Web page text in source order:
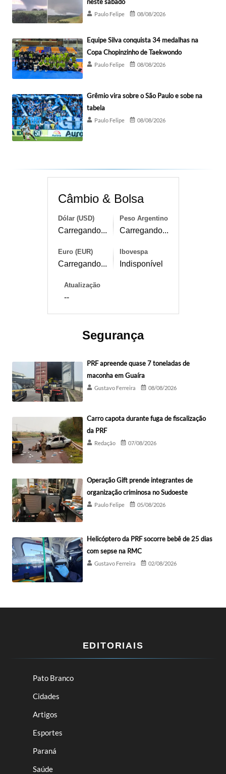
neste sábado
Paulo Felipe 08/08/2026
Equipe Silva conquista 34 medalhas na
Copa Chopinzinho de Taekwondo
Paulo Felipe 08/08/2026
Grêmio vira sobre o São Paulo e sobe na
tabela
Paulo Felipe 08/08/2026
Câmbio & Bolsa
Dólar (USD)
Carregando...
Peso Argentino
Carregando...
Euro (EUR)
Carregando...
Ibovespa
Indisponível
Atualização
--
Segurança
PRF apreende quase 7 toneladas de
maconha em Guaíra
Gustavo Ferreira 08/08/2026
Carro capota durante fuga de fiscalização
da PRF
Redação 07/08/2026
Operação Gift prende integrantes de
organização criminosa no Sudoeste
Paulo Felipe 05/08/2026
Helicóptero da PRF socorre bebê de 25 dias
com sepse na RMC
Gustavo Ferreira 02/08/2026
EDITORIAIS
Pato Branco
Cidades
Artigos
Esportes
Paraná
Saúde